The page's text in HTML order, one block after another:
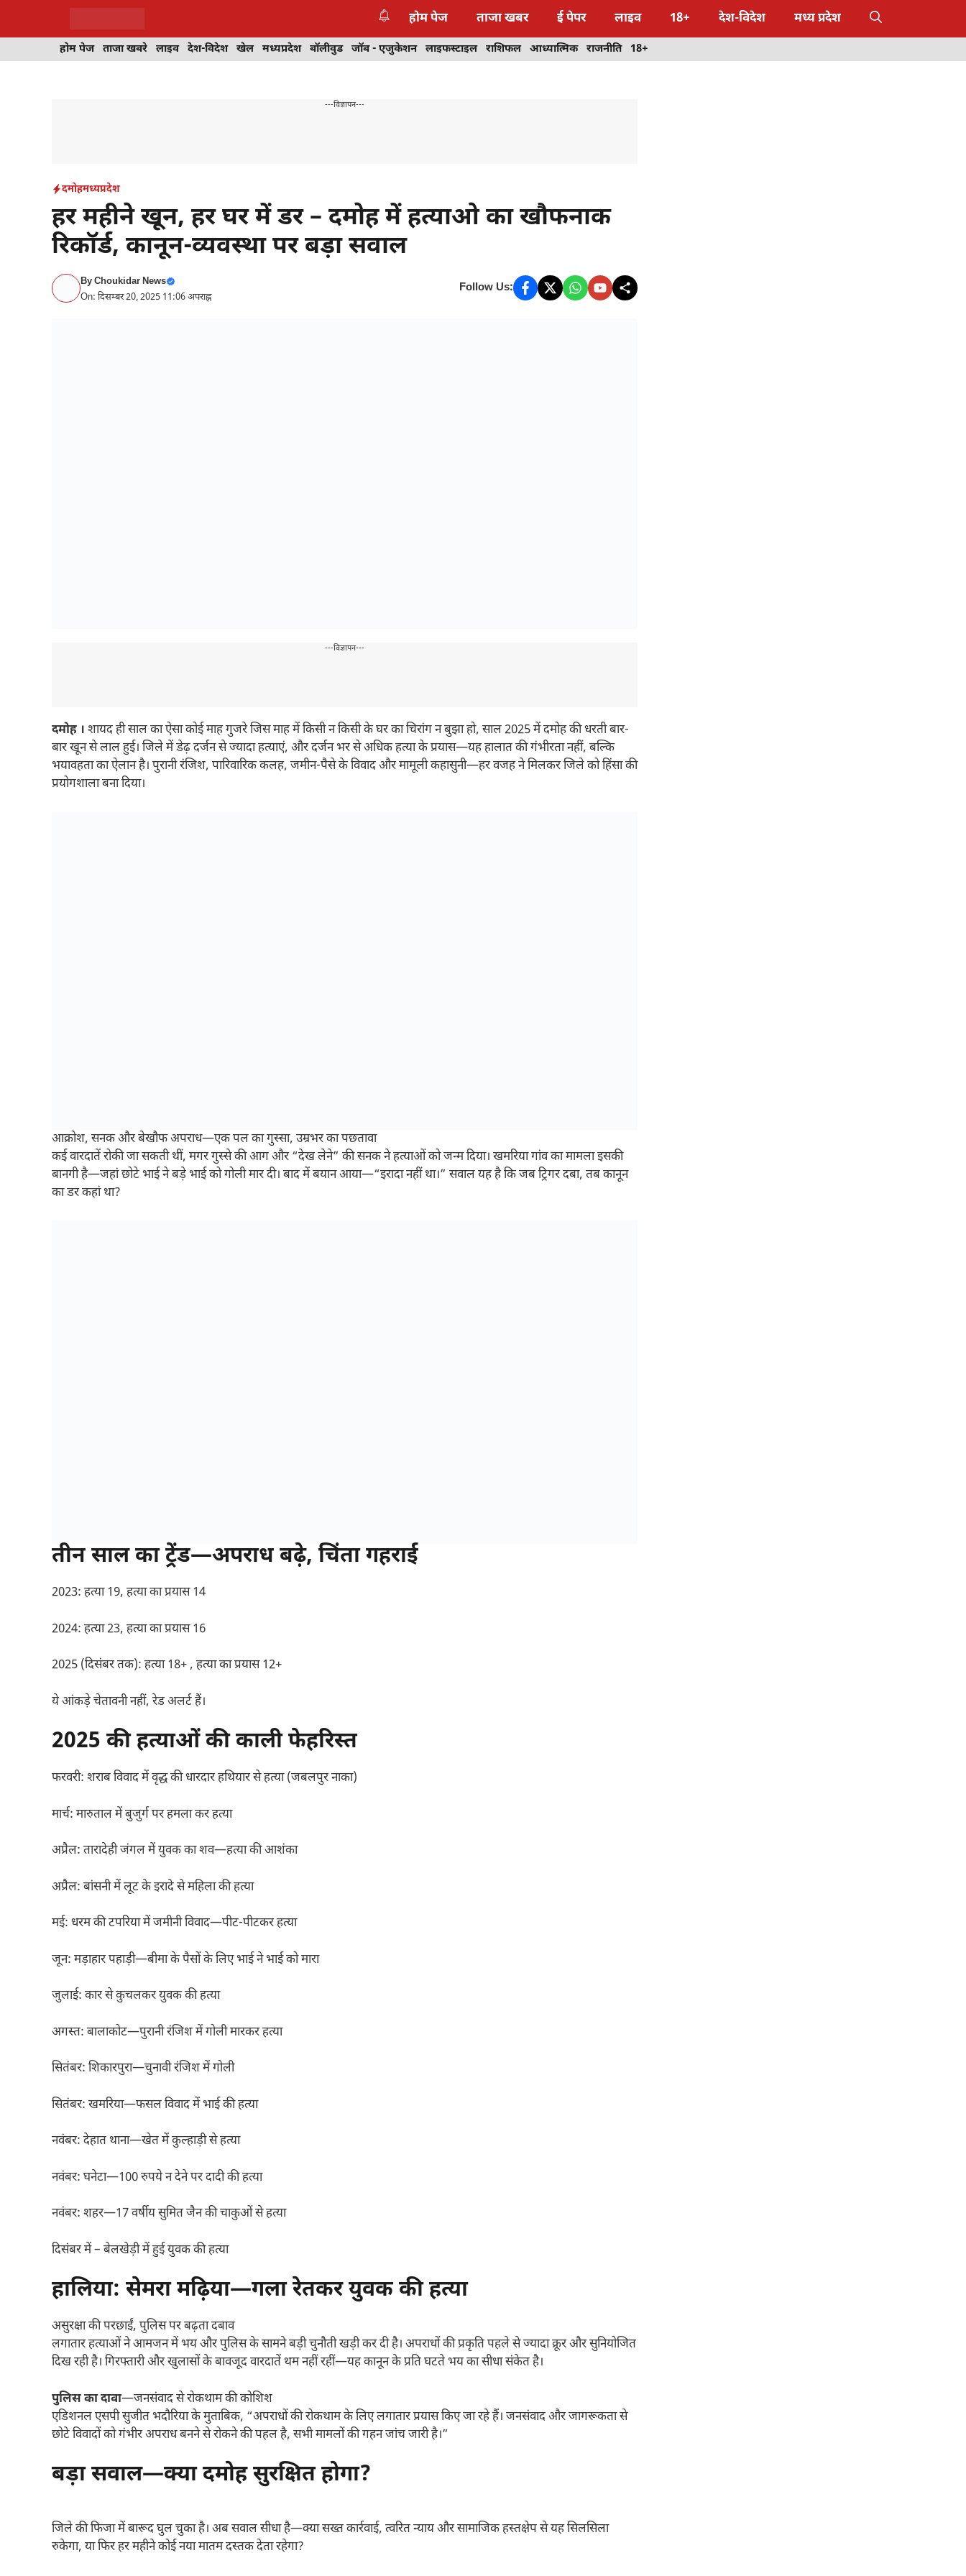
होम पेज ताजा खबर ई पेपर लाइव 18+ देश-विदेश मध्य प्रदेश
होम पेज ताजा खबरे लाइव देश-विदेश खेल मध्यप्रदेश बॉलीवुड जॉब - एजुकेशन लाइफस्टाइल राशिफल आध्यात्मिक राजनीति 18+
---विज्ञापन---
दमोहमध्यप्रदेश
हर महीने खून, हर घर में डर – दमोह में हत्याओ का खौफनाक
रिकॉर्ड, कानून-व्यवस्था पर बड़ा सवाल
ByChoukidar News
On: दिसम्बर 20, 2025 11:06 अपराह्न
Follow Us:
---विज्ञापन---
दमोह । शायद ही साल का ऐसा कोई माह गुजरे जिस माह में किसी न किसी के घर का चिरांग न बुझा हो, साल 2025 में दमोह की धरती बार-
बार खून से लाल हुई। जिले में डेढ़ दर्जन से ज्यादा हत्याएं, और दर्जन भर से अधिक हत्या के प्रयास—यह हालात की गंभीरता नहीं, बल्कि
भयावहता का ऐलान है। पुरानी रंजिश, पारिवारिक कलह, जमीन-पैसे के विवाद और मामूली कहासुनी—हर वजह ने मिलकर जिले को हिंसा की
प्रयोगशाला बना दिया।
आक्रोश, सनक और बेखौफ अपराध—एक पल का गुस्सा, उम्रभर का पछतावा
कई वारदातें रोकी जा सकती थीं, मगर गुस्से की आग और “देख लेने” की सनक ने हत्याओं को जन्म दिया। खमरिया गांव का मामला इसकी
बानगी है—जहां छोटे भाई ने बड़े भाई को गोली मार दी। बाद में बयान आया—“इरादा नहीं था।” सवाल यह है कि जब ट्रिगर दबा, तब कानून
का डर कहां था?
तीन साल का ट्रेंड—अपराध बढ़े, चिंता गहराई
2023: हत्या 19, हत्या का प्रयास 14
2024: हत्या 23, हत्या का प्रयास 16
2025 (दिसंबर तक): हत्या 18+ , हत्या का प्रयास 12+
ये आंकड़े चेतावनी नहीं, रेड अलर्ट हैं।
2025 की हत्याओं की काली फेहरिस्त
फरवरी: शराब विवाद में वृद्ध की धारदार हथियार से हत्या (जबलपुर नाका)
मार्च: मारुताल में बुजुर्ग पर हमला कर हत्या
अप्रैल: तारादेही जंगल में युवक का शव—हत्या की आशंका
अप्रैल: बांसनी में लूट के इरादे से महिला की हत्या
मई: धरम की टपरिया में जमीनी विवाद—पीट-पीटकर हत्या
जून: मड़ाहार पहाड़ी—बीमा के पैसों के लिए भाई ने भाई को मारा
जुलाई: कार से कुचलकर युवक की हत्या
अगस्त: बालाकोट—पुरानी रंजिश में गोली मारकर हत्या
सितंबर: शिकारपुरा—चुनावी रंजिश में गोली
सितंबर: खमरिया—फसल विवाद में भाई की हत्या
नवंबर: देहात थाना—खेत में कुल्हाड़ी से हत्या
नवंबर: घनेटा—100 रुपये न देने पर दादी की हत्या
नवंबर: शहर—17 वर्षीय सुमित जैन की चाकुओं से हत्या
दिसंबर में – बेलखेड़ी में हुई युवक की हत्या
हालिया: सेमरा मढ़िया—गला रेतकर युवक की हत्या
असुरक्षा की परछाईं, पुलिस पर बढ़ता दबाव
लगातार हत्याओं ने आमजन में भय और पुलिस के सामने बड़ी चुनौती खड़ी कर दी है। अपराधों की प्रकृति पहले से ज्यादा क्रूर और सुनियोजित
दिख रही है। गिरफ्तारी और खुलासों के बावजूद वारदातें थम नहीं रहीं—यह कानून के प्रति घटते भय का सीधा संकेत है।
पुलिस का दावा—जनसंवाद से रोकथाम की कोशिश
एडिशनल एसपी सुजीत भदौरिया के मुताबिक, “अपराधों की रोकथाम के लिए लगातार प्रयास किए जा रहे हैं। जनसंवाद और जागरूकता से
छोटे विवादों को गंभीर अपराध बनने से रोकने की पहल है, सभी मामलों की गहन जांच जारी है।”
बड़ा सवाल—क्या दमोह सुरक्षित होगा?
जिले की फिजा में बारूद घुल चुका है। अब सवाल सीधा है—क्या सख्त कार्रवाई, त्वरित न्याय और सामाजिक हस्तक्षेप से यह सिलसिला
रुकेगा, या फिर हर महीने कोई नया मातम दस्तक देता रहेगा?